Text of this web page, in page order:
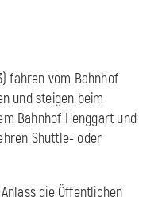
fahren vom Bahnhof
und steigen beim
Bahnhof Henggart und
Shuttle- oder
die Öffentlichen